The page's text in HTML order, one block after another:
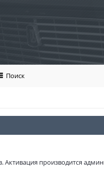
Поиск
производится